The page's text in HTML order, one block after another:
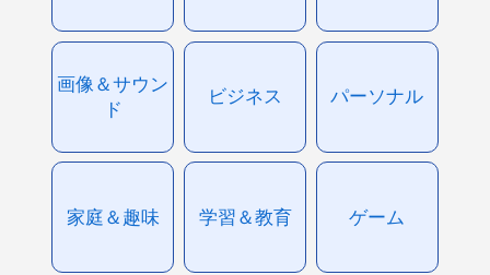
画像＆サウン
ド
ビジネス パーソナル
家庭＆趣味 学習＆教育 ゲーム